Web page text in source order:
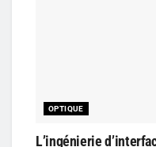
OPTIQUE
L’ingénierie